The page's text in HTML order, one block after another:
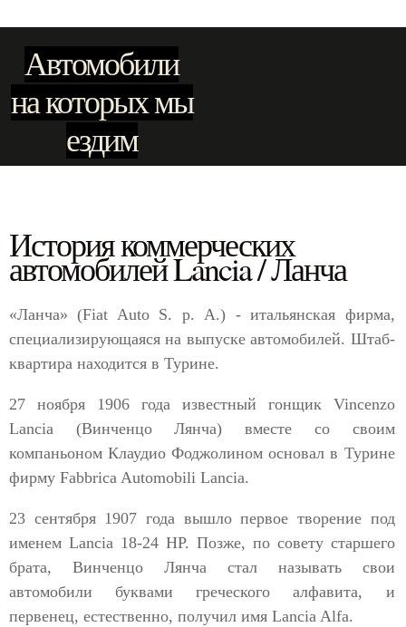
Автомобили
на которых мы
ездим
История коммерческих
автомобилей Lancia / Ланча
«Ланча» (Fiat Auto S. р. A.) - итальянская фирма,
специализирующаяся на выпуске автомобилей. Штаб-
квартира находится в Турине.
27 ноября 1906 года известный гонщик Vincenzo
Lancia (Винченцо Лянча) вместе со своим
компаньоном Клаудио Фоджолином основал в Турине
фирму Fabbrica Automobili Lancia.
23 сентября 1907 года вышло первое творение под
именем Lancia 18-24 НР. Позже, по совету старшего
брата, Винченцо Лянча стал называть свои
автомобили буквами греческого алфавита, и
первенец, естественно, получил имя Lancia Alfa.